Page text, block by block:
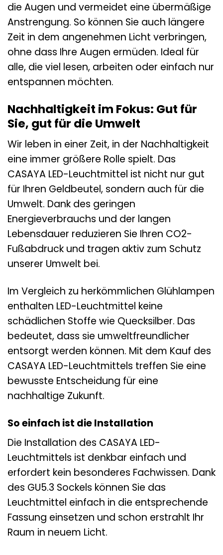
die Augen und vermeidet eine übermäßige
Anstrengung. So können Sie auch längere
Zeit in dem angenehmen Licht verbringen,
ohne dass Ihre Augen ermüden. Ideal für
alle, die viel lesen, arbeiten oder einfach nur
entspannen möchten.
Nachhaltigkeit im Fokus: Gut für
Sie, gut für die Umwelt
Wir leben in einer Zeit, in der Nachhaltigkeit
eine immer größere Rolle spielt. Das
CASAYA LED-Leuchtmittel ist nicht nur gut
für Ihren Geldbeutel, sondern auch für die
Umwelt. Dank des geringen
Energieverbrauchs und der langen
Lebensdauer reduzieren Sie Ihren CO2-
Fußabdruck und tragen aktiv zum Schutz
unserer Umwelt bei.
Im Vergleich zu herkömmlichen Glühlampen
enthalten LED-Leuchtmittel keine
schädlichen Stoffe wie Quecksilber. Das
bedeutet, dass sie umweltfreundlicher
entsorgt werden können. Mit dem Kauf des
CASAYA LED-Leuchtmittels treffen Sie eine
bewusste Entscheidung für eine
nachhaltige Zukunft.
So einfach ist die Installation
Die Installation des CASAYA LED-
Leuchtmittels ist denkbar einfach und
erfordert kein besonderes Fachwissen. Dank
des GU5.3 Sockels können Sie das
Leuchtmittel einfach in die entsprechende
Fassung einsetzen und schon erstrahlt Ihr
Raum in neuem Licht.